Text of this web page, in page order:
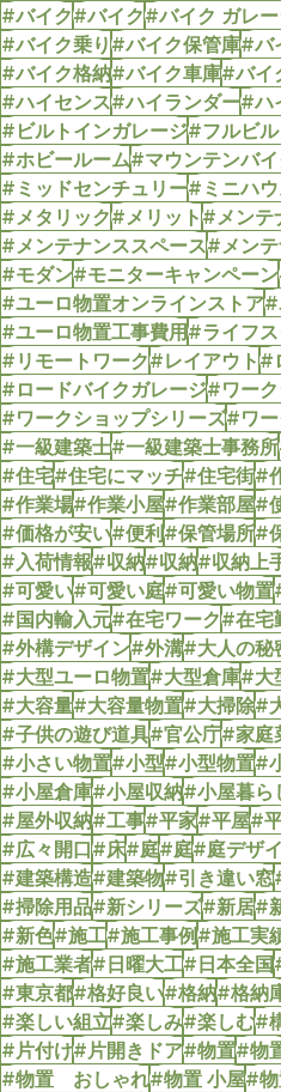
#バイク#バイク#バイク ガレ
#バイク乗り#バイク保管庫#バ
#バイク格納#バイク車庫#バイ
#ハイセンス#ハイランダー#ハ
#ビルトインガレージ#フルビ
#ホビールーム#マウンテンバイ
#ミッドセンチュリー#ミニハ
#メタリック#メリット#メンテ
#メンテナンススペース#メン
#モダン#モニターキャンペーン
#ユーロ物置オンラインストア#
#ユーロ物置工事費用#ライフ
#リモートワーク#レイアウト#
#ロードバイクガレージ#ワー
#ワークショップシリーズ#ワー
#一級建築士#一級建築士事務所
#住宅#住宅にマッチ#住宅街#
#作業場#作業小屋#作業部屋#
#価格が安い#便利#保管場所#
#入荷情報#収納#収納#収納上
#可愛い#可愛い庭#可愛い物置
#国内輸入元#在宅ワーク#在宅
#外構デザイン#外溝#大人の秘
#大型ユーロ物置#大型倉庫#大
#大容量#大容量物置#大掃除#
#子供の遊び道具#官公庁#家庭
#小さい物置#小型#小型物置#
#小屋倉庫#小屋収納#小屋暮ら
#屋外収納#工事#平家#平屋#
#広々開口#床#庭#庭#庭デザ
#建築構造#建築物#引き違い窓
#掃除用品#新シリーズ#新居#
#新色#施工#施工事例#施工実
#施工業者#日曜大工#日本全国
#東京都#格好良い#格納#格納
#楽しい組立#楽しみ#楽しむ#
#片付け#片開きドア#物置#物
#物置 おしゃれ#物置 小屋#物